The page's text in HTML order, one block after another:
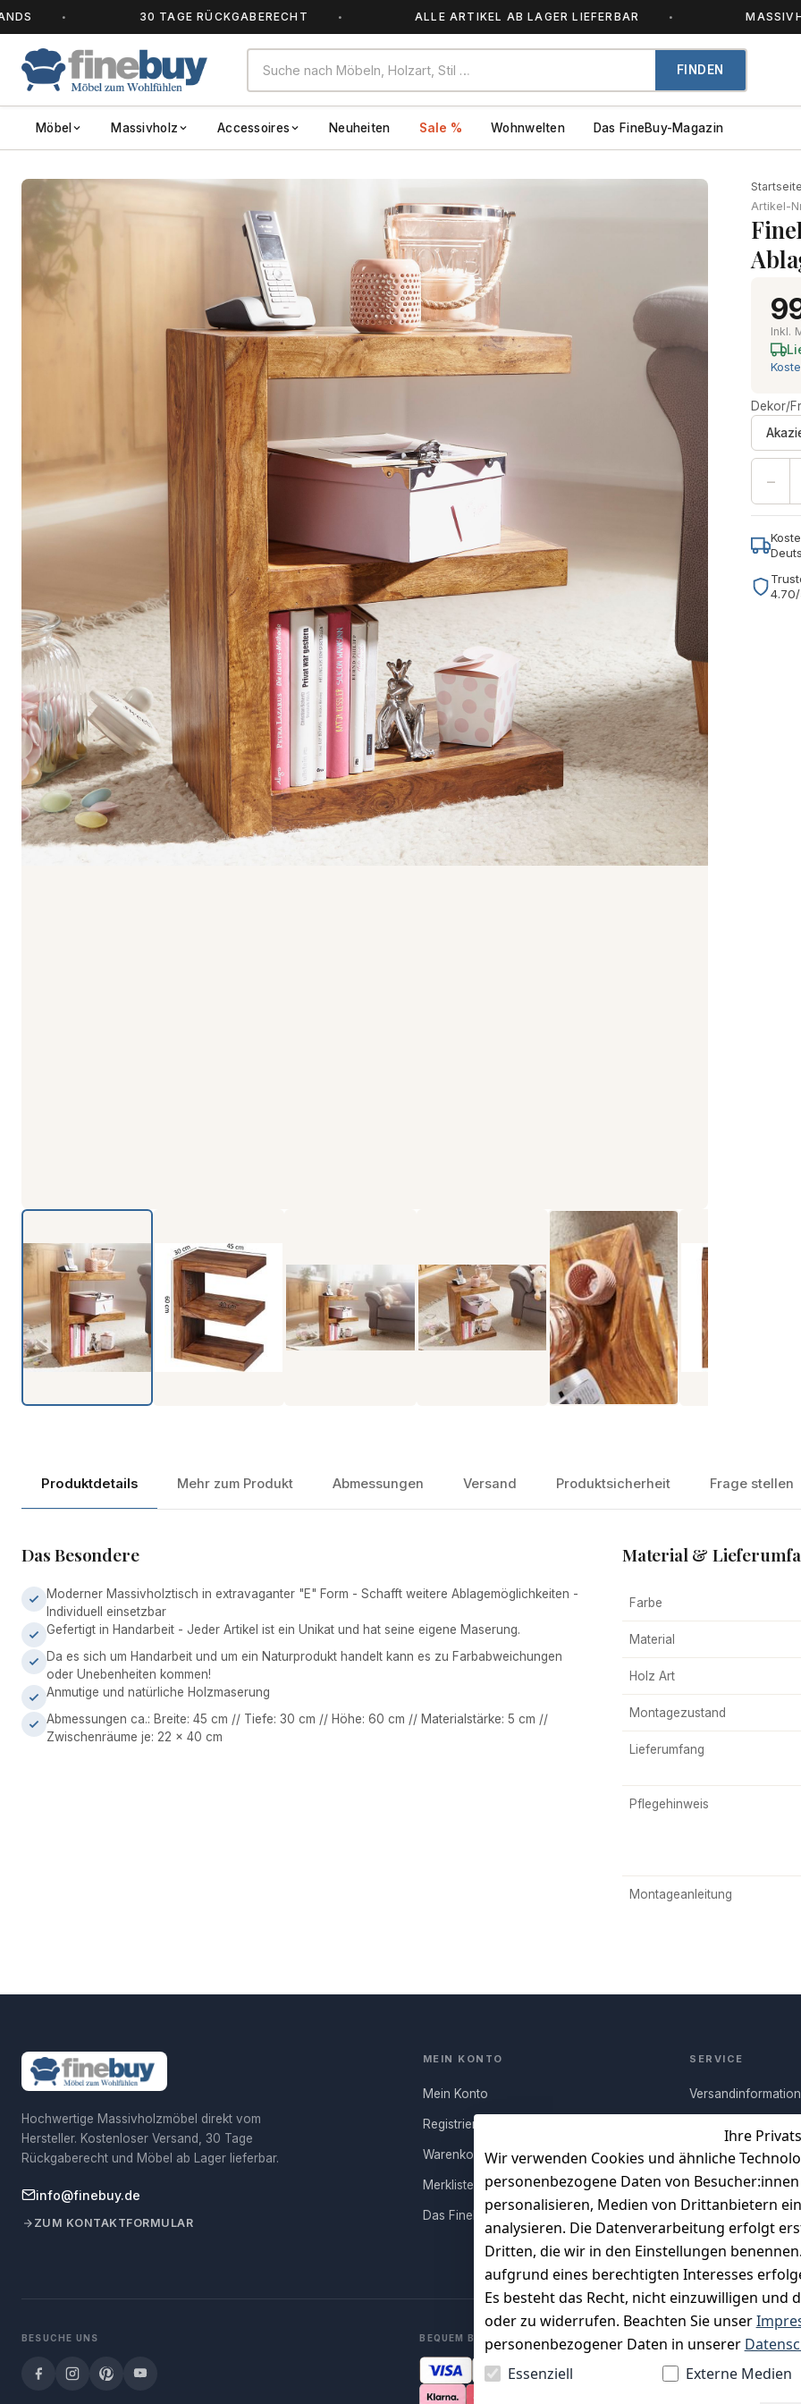
30 TAGE RÜCKGABERECHT ALLE ARTIKEL AB LAGER LIEFERBAR MASSIVHOLZ –
FINDEN
Möbel Massivholz Accessoires Neuheiten Sale % Wohnwelten Das FineBuy-Magazin
Startseite
Artikel-
Inkl.
Dekor/
−
Produktdetails Mehr zum Produkt Abmessungen Versand Produktsicherheit Frage stellen
Das Besondere
Moderner Massivholztisch in extravaganter "E" Form - Schafft weitere Ablagemöglichkeiten -
Individuell einsetzbar
Gefertigt in Handarbeit - Jeder Artikel ist ein Unikat und hat seine eigene Maserung.
Da es sich um Handarbeit und um ein Naturprodukt handelt kann es zu Farbabweichungen
oder Unebenheiten kommen!
Anmutige und natürliche Holzmaserung
Abmessungen ca.: Breite: 45 cm // Tiefe: 30 cm // Höhe: 60 cm // Materialstärke: 5 cm //
Zwischenräume je: 22 x 40 cm
Material &
Farbe
Material
Holz Art
Montagezustand
Lieferumfang
Pflegehinweis
Montageanleitung
Ihre
Wir verwenden Cookies und ähnliche
personenbezogene Daten von
personalisieren, Medien von Drittanbietern
analysieren. Die Datenverarbeitung erfolgt
Dritten, die wir in den Einstellungen
aufgrund eines berechtigten Interesses
Es besteht das Recht, nicht einzuwilligen
oder zu widerrufen. Beachten Sie unser
personenbezogener Daten in unserer
Essenziell
Externe Medien
Hochwertige Massivholzmöbel direkt vom
Hersteller. Kostenloser Versand, 30 Tage
Rückgaberecht und Möbel ab Lager lieferbar.
info@finebuy.de
ZUM KONTAKTFORMULAR
MEIN KONTO
Mein Konto
Registrieren
Warenkorb
Merkliste
Das FineBuy-Magazin
SERVICE
Rücksendung
Persönlicher
Erfahrungen
Vertrag
BESUCHE UNS BEQUEM BEZAHLEN MIT